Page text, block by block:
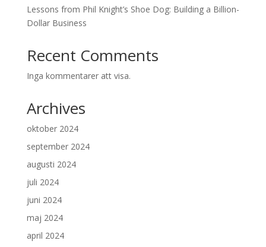
Lessons from Phil Knight’s Shoe Dog: Building a Billion-
Dollar Business
Recent Comments
Inga kommentarer att visa.
Archives
oktober 2024
september 2024
augusti 2024
juli 2024
juni 2024
maj 2024
april 2024